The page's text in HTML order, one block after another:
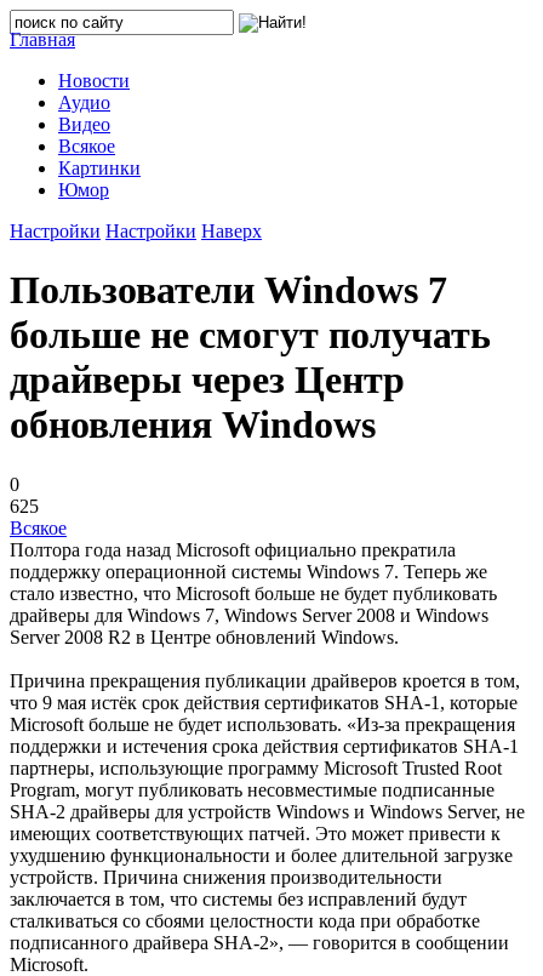
Главная
Новости
Аудио
Видео
Всякое
Картинки
Юмор
Настройки Настройки Наверх
Пользователи Windows 7
больше не смогут получать
драйверы через Центр
обновления Windows
0
625
Всякое
Полтора года назад Microsoft официально прекратила
поддержку операционной системы Windows 7. Теперь же
стало известно, что Microsoft больше не будет публиковать
драйверы для Windows 7, Windows Server 2008 и Windows
Server 2008 R2 в Центре обновлений Windows.
Причина прекращения публикации драйверов кроется в том,
что 9 мая истёк срок действия сертификатов SHA-1, которые
Microsoft больше не будет использовать. «Из-за прекращения
поддержки и истечения срока действия сертификатов SHA-1
партнеры, использующие программу Microsoft Trusted Root
Program, могут публиковать несовместимые подписанные
SHA-2 драйверы для устройств Windows и Windows Server, не
имеющих соответствующих патчей. Это может привести к
ухудшению функциональности и более длительной загрузке
устройств. Причина снижения производительности
заключается в том, что системы без исправлений будут
сталкиваться со сбоями целостности кода при обработке
подписанного драйвера SHA-2», — говорится в сообщении
Microsoft.